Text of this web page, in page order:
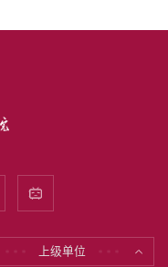
上级单位